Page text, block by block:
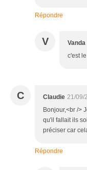
Répondre
V Vanda
c'est
C Claudie 21/09/
Bonjour,<br />
qu'il fallait ils
préciser car
Répondre